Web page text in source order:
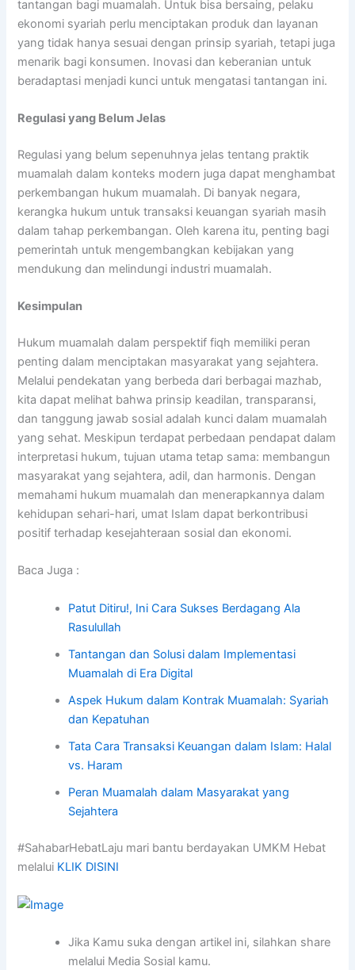
tantangan bagi muamalah. Untuk bisa bersaing, pelaku
ekonomi syariah perlu menciptakan produk dan layanan
yang tidak hanya sesuai dengan prinsip syariah, tetapi juga
menarik bagi konsumen. Inovasi dan keberanian untuk
beradaptasi menjadi kunci untuk mengatasi tantangan ini.
Regulasi yang Belum Jelas
Regulasi yang belum sepenuhnya jelas tentang praktik
muamalah dalam konteks modern juga dapat menghambat
perkembangan hukum muamalah. Di banyak negara,
kerangka hukum untuk transaksi keuangan syariah masih
dalam tahap perkembangan. Oleh karena itu, penting bagi
pemerintah untuk mengembangkan kebijakan yang
mendukung dan melindungi industri muamalah.
Kesimpulan
Hukum muamalah dalam perspektif fiqh memiliki peran
penting dalam menciptakan masyarakat yang sejahtera.
Melalui pendekatan yang berbeda dari berbagai mazhab,
kita dapat melihat bahwa prinsip keadilan, transparansi,
dan tanggung jawab sosial adalah kunci dalam muamalah
yang sehat. Meskipun terdapat perbedaan pendapat dalam
interpretasi hukum, tujuan utama tetap sama: membangun
masyarakat yang sejahtera, adil, dan harmonis. Dengan
memahami hukum muamalah dan menerapkannya dalam
kehidupan sehari-hari, umat Islam dapat berkontribusi
positif terhadap kesejahteraan sosial dan ekonomi.
Baca Juga :
Patut Ditiru!, Ini Cara Sukses Berdagang Ala
Rasulullah
Tantangan dan Solusi dalam Implementasi
Muamalah di Era Digital
Aspek Hukum dalam Kontrak Muamalah: Syariah
dan Kepatuhan
Tata Cara Transaksi Keuangan dalam Islam: Halal
vs. Haram
Peran Muamalah dalam Masyarakat yang
Sejahtera
#SahabarHebatLaju mari bantu berdayakan UMKM Hebat
melalui KLIK DISINI
Jika Kamu suka dengan artikel ini, silahkan share
melalui Media Sosial kamu.